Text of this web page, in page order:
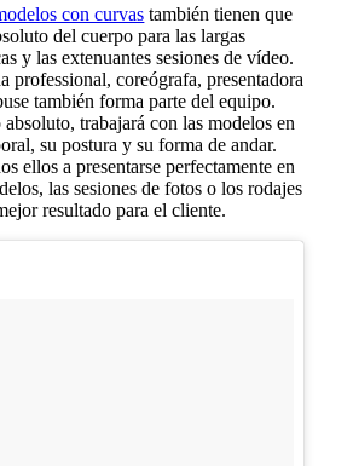
con curvas también tienen que
del cuerpo para las largas
y las extenuantes sesiones de vídeo.
professional, coreógrafa, presentadora
también forma parte del equipo.
trabajará con las modelos en
su postura y su forma de andar.
ellos a presentarse perfectamente en
las sesiones de fotos o los rodajes
resultado para el cliente.